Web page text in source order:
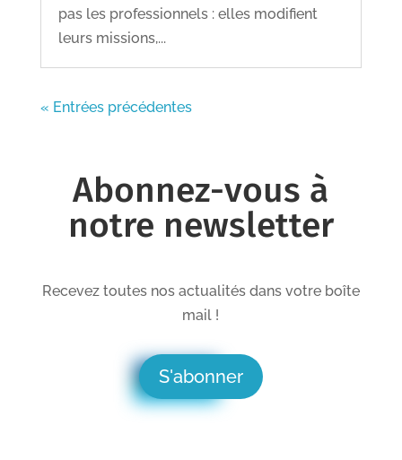
pas les professionnels : elles modifient
leurs missions,...
« Entrées précédentes
Abonnez-vous à
notre newsletter
Recevez toutes nos actualités dans votre boîte
mail !
S'abonner